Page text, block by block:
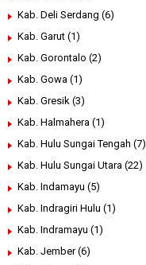
Kab. Deli Serdang (6)
Kab. Garut (1)
Kab. Gorontalo (2)
Kab. Gowa (1)
Kab. Gresik (3)
Kab. Halmahera (1)
Kab. Hulu Sungai Tengah (7)
Kab. Hulu Sungai Utara (22)
Kab. Indamayu (5)
Kab. Indragiri Hulu (1)
Kab. Indramayu (1)
Kab. Jember (6)